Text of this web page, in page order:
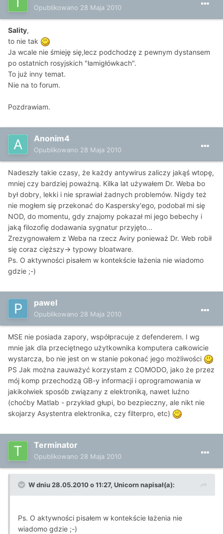
Opublikowano 28 Maja 2010
Sality,
to nie tak
Ja wcale nie śmieję się,lecz podchodzę z pewnym dystansem
po ostatnich rosyjskich "łamigłówkach".
To już inny temat.
Nie na to forum.
Pozdrawiam.
Anonim4
Opublikowano 28 Maja 2010
Nadeszły takie czasy, że każdy antywirus zaliczy jakąś wtopę,
mniej czy bardziej poważną. Kilka lat używałem Dr. Weba bo
był dobry, lekki i nie sprawiał żadnych problemów. Nigdy też
nie mogłem się przekonać do Kaspersky'ego, podobał mi się
NOD, do momentu, gdy znajomy pokazał mi jego bebechy i
jaką filozofię dodawania sygnatur przyjęto...
Zrezygnowałem z Weba na rzecz Aviry ponieważ Dr. Web robił
się coraz cięższy-> typowy bloatware.
Ps. O aktywności pisałem w kontekście łażenia nie wiadomo
gdzie ;-)
pawel
Opublikowano 28 Maja 2010
MSE nie posiada zapory, współpracuje z defenderem. I wg
mnie jak dla przeciętnego użytkownika komputera całkowicie
wystarcza, bo nie jest on w stanie pokonać jego możliwości
PS Jak można zauważyć korzystam z COMODO, jako że przez
mój komp przechodzą GB-y informacji i oprogramowania w
jakikolwiek sposób związany z elektroniką, nawet luźno
(choćby Matlab - przykład głupi, bo bezpieczny, ale nikt nie
skojarzy Asystentra elektronika, czy filterpro, etc)
Terminator
Opublikowano 28 Maja 2010
W dniu 28.05.2010 o 11:27, Unicorn napisał(a):
Ps. O aktywności pisałem w kontekście łażenia nie
wiadomo gdzie ;-)